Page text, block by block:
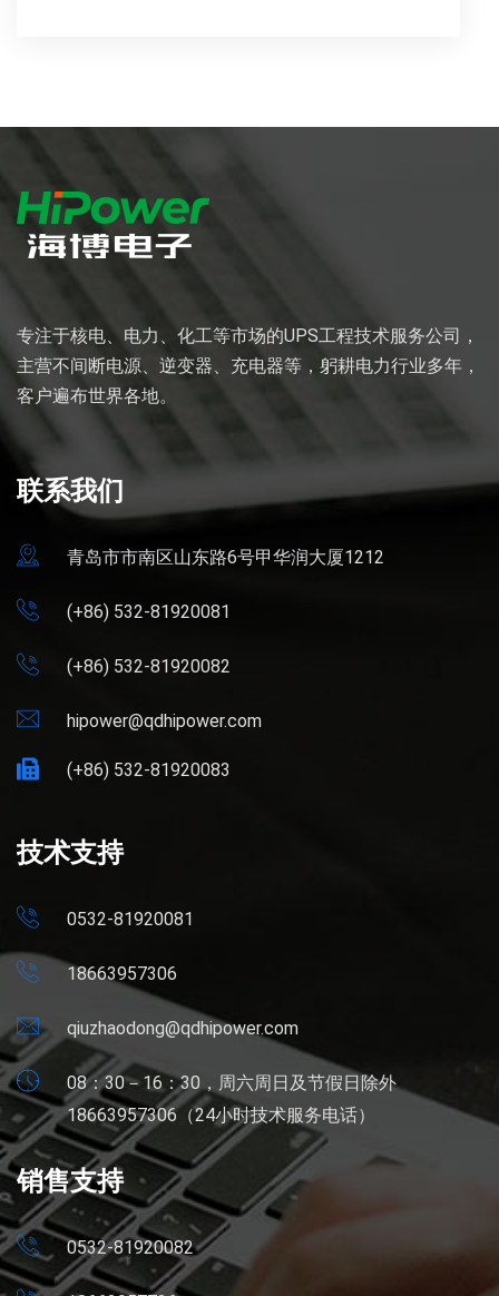
专注于核电、电力、化工等市场的UPS工程技术服务公司，
主营不间断电源、逆变器、充电器等，躬耕电力行业多年，
客户遍布世界各地。
联系我们
青岛市市南区山东路6号甲华润大厦1212
(+86) 532-81920081
(+86) 532-81920082
hipower@qdhipower.com
(+86) 532-81920083
技术支持
0532-81920081
18663957306
qiuzhaodong@qdhipower.com
08：30－16：30，周六周日及节假日除外
18663957306（24小时技术服务电话）
销售支持
0532-81920082